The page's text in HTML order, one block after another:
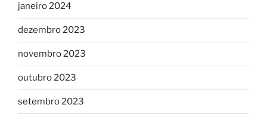
janeiro 2024
dezembro 2023
novembro 2023
outubro 2023
setembro 2023